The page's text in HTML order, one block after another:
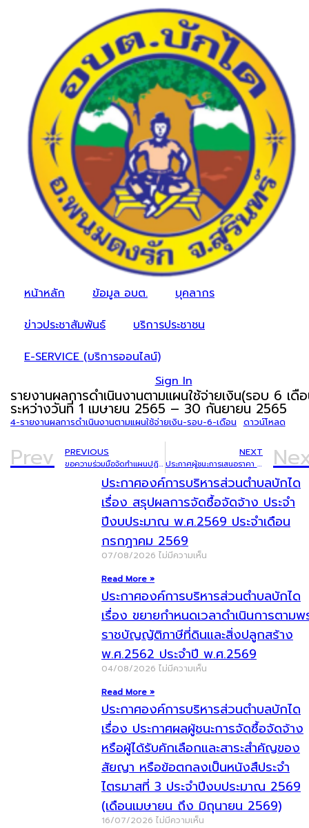
หน้าหลัก ข้อมูล อบต.
บุคลากร
ข่าวประชาสัมพันธ์
บริการประชาชน
E-SERVICE (บริการออนไลน์)
Sign In
รายงานผลการดำเนินงานตามแผนใช้จ่ายเงิน(รอบ 6 เดื
ระหว่างวันที่ 1 เมษายน 2565 – 30 กันยายน 2565
4-รายงานผลการดำเนินงานตามแผนใช้จ่ายเงิน-รอบ-6-เดือน ดาวน์โหลด
Prev PREVIOUS
ขอความร่วมมือจัดทำแผนปฏิบติการจัดซื้อจัดจ้างประจำปีงบประมาณ 2566
NEXT
ประกาศผู้ชนะการเสนอราคา ซื้อวัสดุก่อสร้าง (ยางมะตอยสำเร็จรูป) โดยวิธีเฉพาะเจาะจง
ประกาศองค์การบริหารส่วนตำบลบักได
เรื่อง สรุปผลการจัดซื้อจัดจ้าง ประจำ
ปีงบประมาณ พ.ศ.2569 ประจำเดือน
กรกฎาคม 2569
07/08/2026 ไม่มีความเห็น
Read More »
ประกาศองค์การบริหารส่วนตำบลบักได
เรื่อง ขยายกำหนดเวลาดำเนินการตามพ
ราชบัญญัติภาษีที่ดินและสิ่งปลูกสร้าง
พ.ศ.2562 ประจำปี พ.ศ.2569
04/08/2026 ไม่มีความเห็น
Read More »
ประกาศองค์การบริหารส่วนตำบลบักได
เรื่อง ประกาศผลผู้ชนะการจัดซื้อจัดจ้าง
หรือผู้ได้รับคักเลือกและสาระสำคัญของ
สัยญา หรือข้อตกลงเป็นหนังสืประจำ
ไตรมาสที่ 3 ประจำปีงบประมาณ 2569
(เดือนเมษายน ถึง มิถุนายน 2569)
16/07/2026 ไม่มีความเห็น